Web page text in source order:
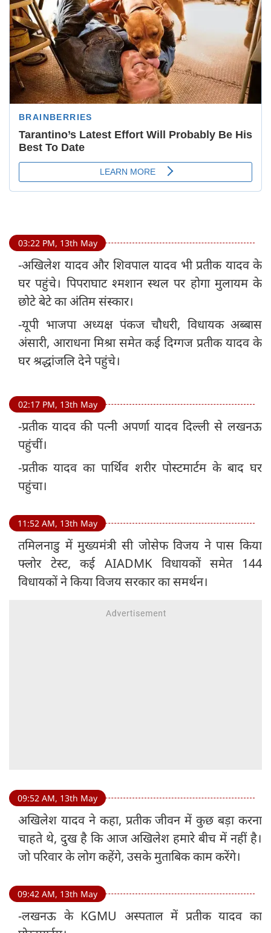
03:22 PM, 13th May
-अखिलेश यादव और शिवपाल यादव भी प्रतीक यादव के
घर पहुंचे। पिपराघाट श्मशान स्थल पर होगा मुलायम के
छोटे बेटे का अंतिम संस्कार।
-यूपी भाजपा अध्यक्ष पंकज चौधरी, विधायक अब्बास
अंसारी, आराधना मिश्रा समेत कई दिग्गज प्रतीक यादव के
घर श्रद्धांजलि देने पहुंचे।
02:17 PM, 13th May
-प्रतीक यादव की पत्नी अपर्णा यादव दिल्ली से लखनऊ
पहुंचीं।
-प्रतीक यादव का पार्थिव शरीर पोस्टमार्टम के बाद घर
पहुंचा।
11:52 AM, 13th May
तमिलनाडु में मुख्‍यमंत्री सी जोसेफ विजय ने पास किया
फ्लोर टेस्ट, कई AIADMK विधायकों समेत 144
विधायकों ने किया विजय सरकार का समर्थन।
09:52 AM, 13th May
अखिलेश यादव ने कहा, प्रतीक जीवन में कुछ बड़ा करना
चाहते थे, दुख है कि आज अखिलेश हमारे बीच में नहीं है।
जो परिवार के लोग कहेंगे, उसके मुताबिक काम करेंगे।
09:42 AM, 13th May
-लखनऊ के KGMU अस्पताल में प्रतीक यादव का